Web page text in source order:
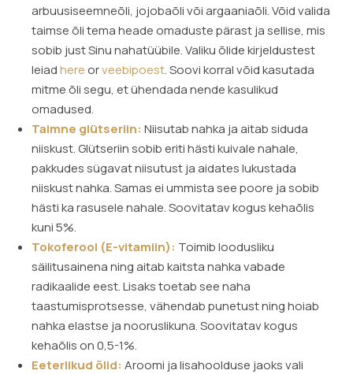
arbuusiseemneõli, jojobaõli või argaaniaõli. Võid valida
taimse õli tema heade omaduste pärast ja sellise, mis
sobib just Sinu nahatüübile. Valiku õlide kirjeldustest
leiadhere orveebipoest. Soovi korral võid kasutada
mitme õli segu, et ühendada nende kasulikud
omadused.
Taimne glütseriin: Niisutab nahka ja aitab siduda
niiskust. Glütseriin sobib eriti hästi kuivale nahale,
pakkudes sügavat niisutust ja aidates lukustada
niiskust nahka. Samas ei ummista see poore ja sobib
hästi ka rasusele nahale. Soovitatav kogus kehaõlis
kuni 5%.
Tokoferool (E-vitamiin): Toimib loodusliku
säilitusainena ning aitab kaitsta nahka vabade
radikaalide eest. Lisaks toetab see naha
taastumisprotsesse, vähendab punetust ning hoiab
nahka elastse ja nooruslikuna. Soovitatav kogus
kehaõlis on 0,5-1%.
Eeterlikud õlid: Aroomi ja lisahoolduse jaoks vali